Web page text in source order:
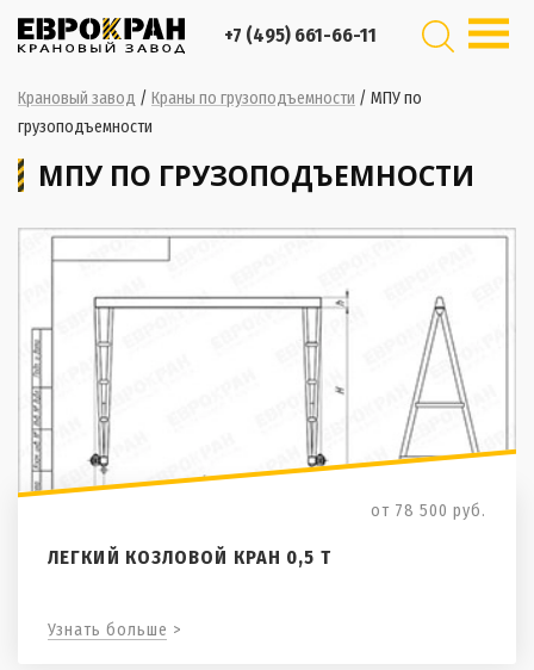
+7 (495) 661-66-11
Крановый завод / Краны по грузоподъемности / МПУ по
грузоподъемности
МПУ ПО ГРУЗОПОДЪЕМНОСТИ
от 78 500 руб.
ЛЕГКИЙ КОЗЛОВОЙ КРАН 0,5 Т
Узнать больше >